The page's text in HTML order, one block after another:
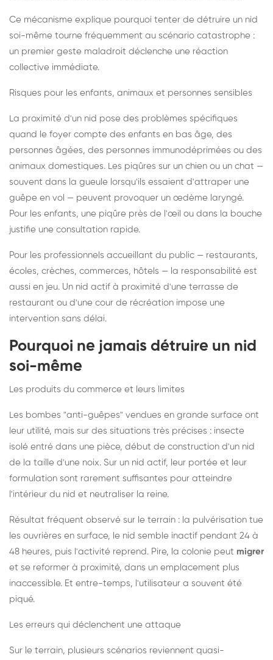
Ce mécanisme explique pourquoi tenter de détruire un nid
soi-même tourne fréquemment au scénario catastrophe :
un premier geste maladroit déclenche une réaction
collective immédiate.
Risques pour les enfants, animaux et personnes sensibles
La proximité d'un nid pose des problèmes spécifiques
quand le foyer compte des enfants en bas âge, des
personnes âgées, des personnes immunodéprimées ou des
animaux domestiques. Les piqûres sur un chien ou un chat —
souvent dans la gueule lorsqu'ils essaient d'attraper une
guêpe en vol — peuvent provoquer un œdème laryngé.
Pour les enfants, une piqûre près de l'œil ou dans la bouche
justifie une consultation rapide.
Pour les professionnels accueillant du public — restaurants,
écoles, crèches, commerces, hôtels — la responsabilité est
aussi en jeu. Un nid actif à proximité d'une terrasse de
restaurant ou d'une cour de récréation impose une
intervention sans délai.
Pourquoi ne jamais détruire un nid
soi-même
Les produits du commerce et leurs limites
Les bombes "anti-guêpes" vendues en grande surface ont
leur utilité, mais sur des situations très précises : insecte
isolé entré dans une pièce, début de construction d'un nid
de la taille d'une noix. Sur un nid actif, leur portée et leur
formulation sont rarement suffisantes pour atteindre
l'intérieur du nid et neutraliser la reine.
Résultat fréquent observé sur le terrain : la pulvérisation tue
les ouvrières en surface, le nid semble inactif pendant 24 à
48 heures, puis l'activité reprend. Pire, la colonie peut migrer
et se reformer à proximité, dans un emplacement plus
inaccessible. Et entre-temps, l'utilisateur a souvent été
piqué.
Les erreurs qui déclenchent une attaque
Sur le terrain, plusieurs scénarios reviennent quasi-